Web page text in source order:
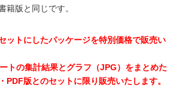
版と同じです。
ットにしたパッケージを特別価格で販売い
トの集計結果とグラフ（JPG）をまとめた
PDF版とのセットに限り販売いたします。